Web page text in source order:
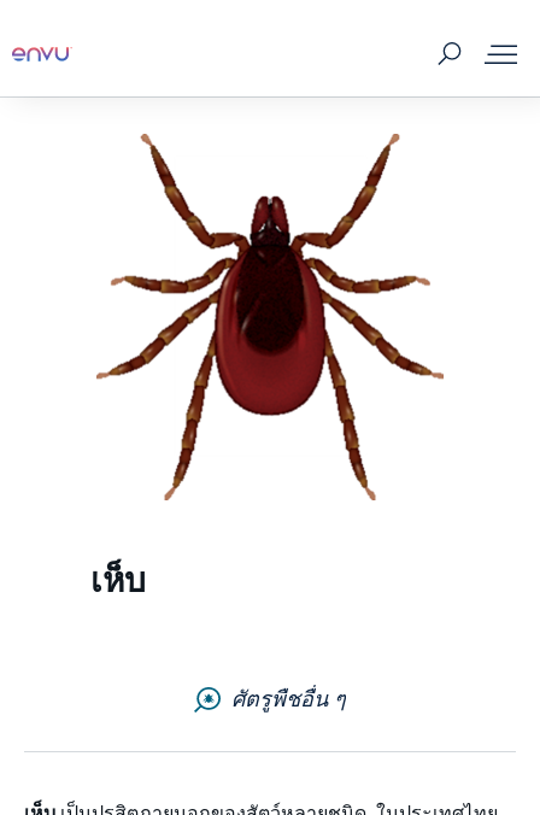
ติดต่อเรา
ร่วมงานกับเรา
ผลิตภัณฑ์กำจัดแมลงและพาหะ
Loyalty Program
ศัตรูและแมลงพาหะ
สาระน่ารู้
เห็บ
ศัตรูพืชอื่น ๆ